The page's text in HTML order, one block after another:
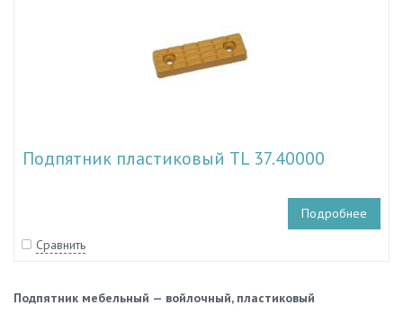
Подпятник пластиковый TL 37.40000
Подробнее
Сравнить
Подпятник мебельный — войлочный, пластиковый